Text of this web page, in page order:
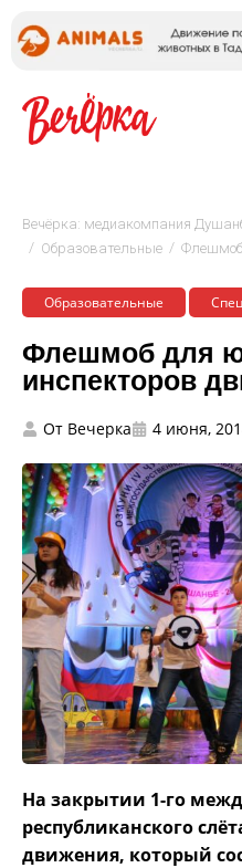
Вечёрка: медиакомпания
/ Образовательные / Флешмоб
Образовательные
Флешмоб для
инспекторов
От Вечерка 4 июня,
На закрытии 1-го
республиканского
движения, который